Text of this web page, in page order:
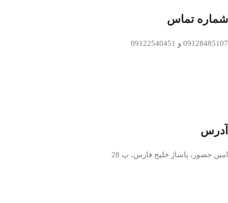
شماره تماس
09128485107 و 09122540451
آدرس
امین حضور، پاساژ خلیج فارس، پ 28